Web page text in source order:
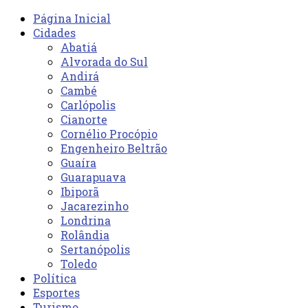
Página Inicial
Cidades
Abatiá
Alvorada do Sul
Andirá
Cambé
Carlópolis
Cianorte
Cornélio Procópio
Engenheiro Beltrão
Guaíra
Guarapuava
Ibiporã
Jacarezinho
Londrina
Rolândia
Sertanópolis
Toledo
Política
Esportes